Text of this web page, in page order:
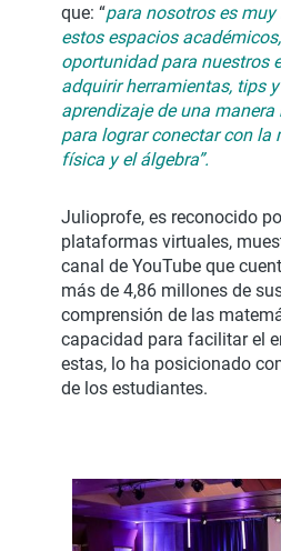
que: “para nosotros es
estos espacios
oportunidad para nuestros
adquirir herramientas, tips
aprendizaje de una
para lograr conectar con la
física y el álgebra”.
Julioprofe, es reconocido
plataformas virtuales,
canal de YouTube que
más de 4,86 millones de
comprensión de las
capacidad para facilitar el
estas, lo ha posicionado
de los estudiantes.